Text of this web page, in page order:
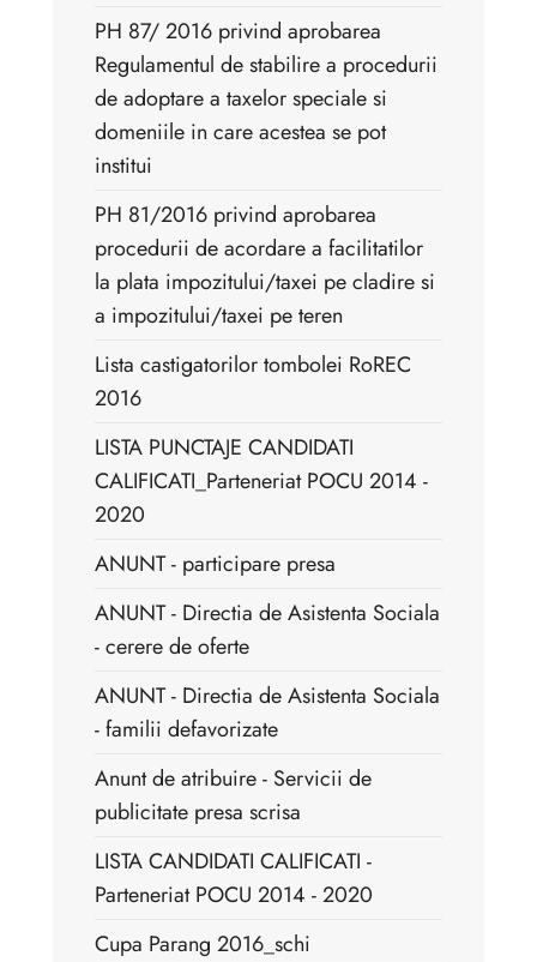
PH 87/ 2016 privind aprobarea
Regulamentul de stabilire a procedurii
de adoptare a taxelor speciale si
domeniile in care acestea se pot
institui
PH 81/2016 privind aprobarea
procedurii de acordare a facilitatilor
la plata impozitului/taxei pe cladire si
a impozitului/taxei pe teren
Lista castigatorilor tombolei RoREC
2016
LISTA PUNCTAJE CANDIDATI
CALIFICATI_Parteneriat POCU 2014 -
2020
ANUNT - participare presa
ANUNT - Directia de Asistenta Sociala
- cerere de oferte
ANUNT - Directia de Asistenta Sociala
- familii defavorizate
Anunt de atribuire - Servicii de
publicitate presa scrisa
LISTA CANDIDATI CALIFICATI -
Parteneriat POCU 2014 - 2020
Cupa Parang 2016_schi